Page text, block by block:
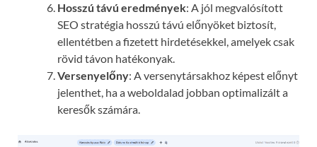
Hosszú távú eredmények: A jól megvalósított
SEO stratégia hosszú távú előnyöket biztosít,
ellentétben a fizetett hirdetésekkel, amelyek csak
rövid távon hatékonyak.
Versenyelőny: A versenytársakhoz képest előnyt
jelenthet, ha a weboldalad jobban optimalizált a
keresők számára.